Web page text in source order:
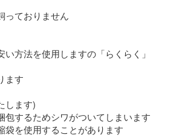
っておりません
い方法を使用しますの「らくらく」
ます
します)
するためシワがついてしまいます
を使用することがあります